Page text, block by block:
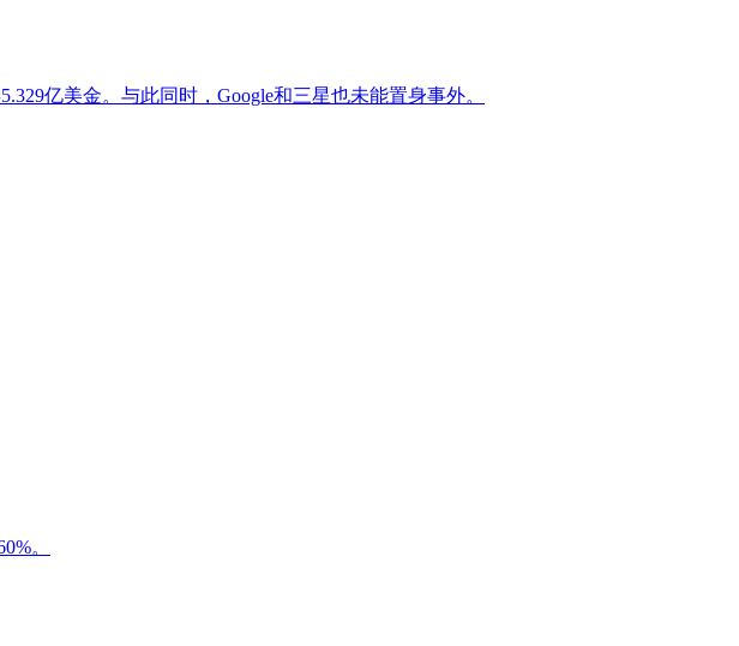
亿美金。与此同时，Google和三星也未能置身事外。
。